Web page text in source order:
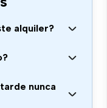
alquiler?
nunca